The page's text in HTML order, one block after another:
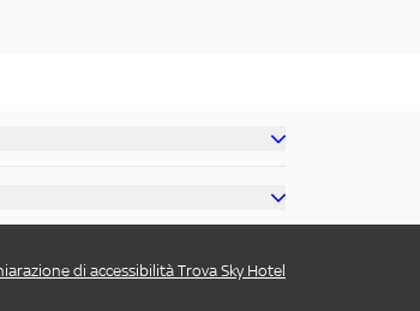
di accessibilità Trova Sky Hotel